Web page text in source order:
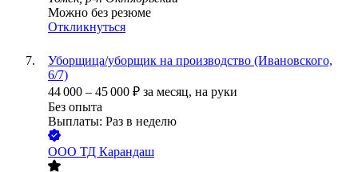
Можно без резюме
Откликнуться
Уборщица/уборщик на производство (Ивановского,
6/7)
44 000 – 45 000 ₽ за месяц, на руки
Без опыта
Выплаты: Раз в неделю
ООО ТД Карандаш